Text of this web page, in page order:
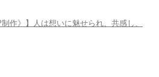
作》】人は想いに魅せられ、共感し、